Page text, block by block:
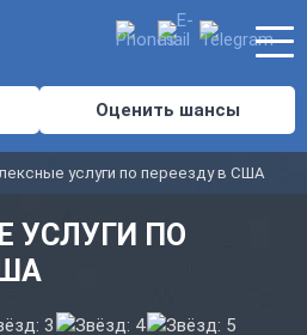
Оценить шансы
услуги по переезду в США
УСЛУГИ ПО